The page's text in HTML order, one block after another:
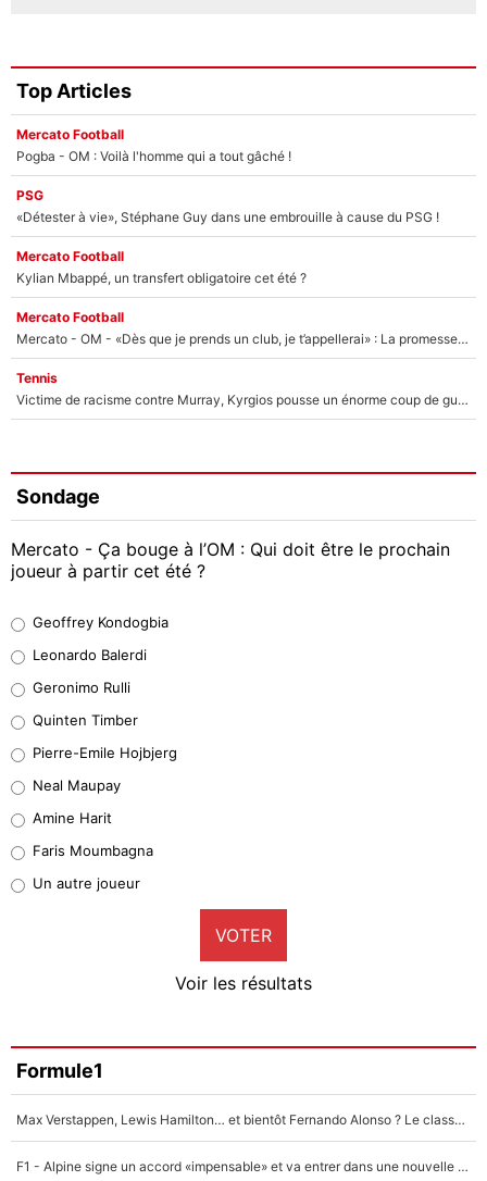
Top Articles
Mercato Football
Pogba - OM : Voilà l'homme qui a tout gâché !
PSG
«Détester à vie», Stéphane Guy dans une embrouille à cause du PSG !
Mercato Football
Kylian Mbappé, un transfert obligatoire cet été ?
Mercato Football
Mercato - OM - «Dès que je prends un club, je t’appellerai» : La promesse de Marcelino au moment de claquer la porte
Tennis
Victime de racisme contre Murray, Kyrgios pousse un énorme coup de gueule !
Sondage
Mercato - Ça bouge à l’OM : Qui doit être le prochain
joueur à partir cet été ?
38%
32%
5%
1%
9%
Faris Moumbagna
4%
Un autre joueur
5%
Geoffrey Kondogbia
Leonardo Balerdi
Geronimo Rulli
Quinten Timber
Pierre-Emile Hojbjerg
Neal Maupay
Amine Harit
Faris Moumbagna
Un autre joueur
VOTER
Voir les résultats
Formule1
Max Verstappen, Lewis Hamilton… et bientôt Fernando Alonso ? Le classement des pilotes les mieux payés en Formule 1 risque de changer !
F1 - Alpine signe un accord «impensable» et va entrer dans une nouvelle dimension : Grande nouvelle pour Pierre Gasly !